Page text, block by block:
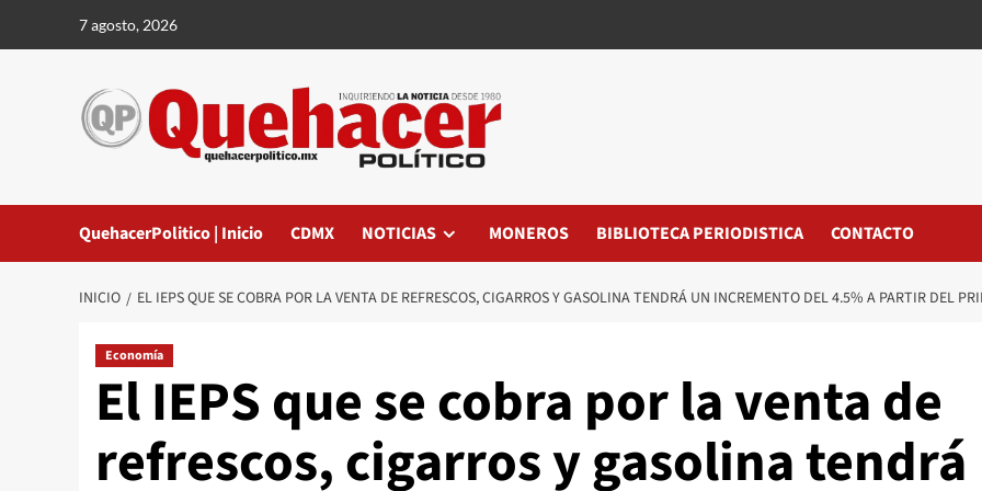
7 agosto, 2026
QuehacerPolitico | Inicio CDMX NOTICIAS MONEROS BIBLIOTECA PERIODISTICA CONTACTO
INICIO EL IEPS QUE SE COBRA POR LA VENTA DE REFRESCOS, CIGARROS Y GASOLINA TENDRÁ UN INCREMENTO DEL 4.5% A PARTIR DEL
Economía
El IEPS que se cobra por la venta de
refrescos, cigarros y gasolina tendrá